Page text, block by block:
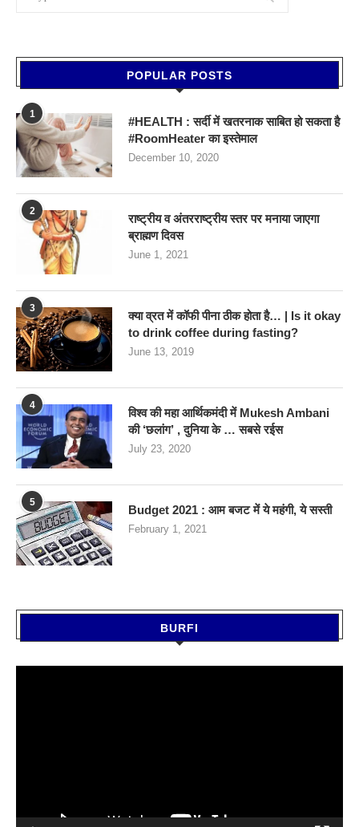
POPULAR POSTS
1
#HEALTH : सर्दी में खतरनाक साबित हो सकता है
#RoomHeater का इस्तेमाल
December 10, 2020
2
राष्ट्रीय व अंतरराष्ट्रीय स्तर पर मनाया जाएगा
ब्राह्मण दिवस
June 1, 2021
3
क्या व्रत में कॉफी पीना ठीक होता है… | Is it okay
to drink coffee during fasting?
June 13, 2019
4
विश्व की महा आर्थिकमंदी में Mukesh Ambani
की ‘छलांग’ , दुनिया के … सबसे रईस
July 23, 2020
5
Budget 2021 : आम बजट में ये महंगी, ये सस्‍ती
February 1, 2021
BURFI